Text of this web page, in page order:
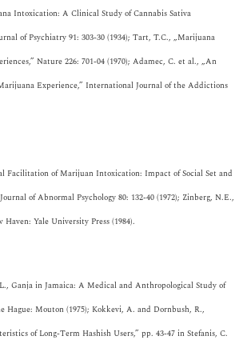
Intoxication: A Clinical Study of Cannabis Sativa
of Psychiatry 91: 303-30 (1934); Tart, T.C., „Marijuana
Nature 226: 701-04 (1970); Adamec, C. et al., „An
Experience,” International Journal of the Addictions
Facilitation of Marijuan Intoxication: Impact of Social Set and
of Abnormal Psychology 80: 132-40 (1972); Zinberg, N.E.,
Yale University Press (1984).
Ganja in Jamaica: A Medical and Anthropological Study of
Hague: Mouton (1975); Kokkevi, A. and Dornbush, R.,
of Long-Term Hashish Users,” pp. 43-47 in Stefanis, C.